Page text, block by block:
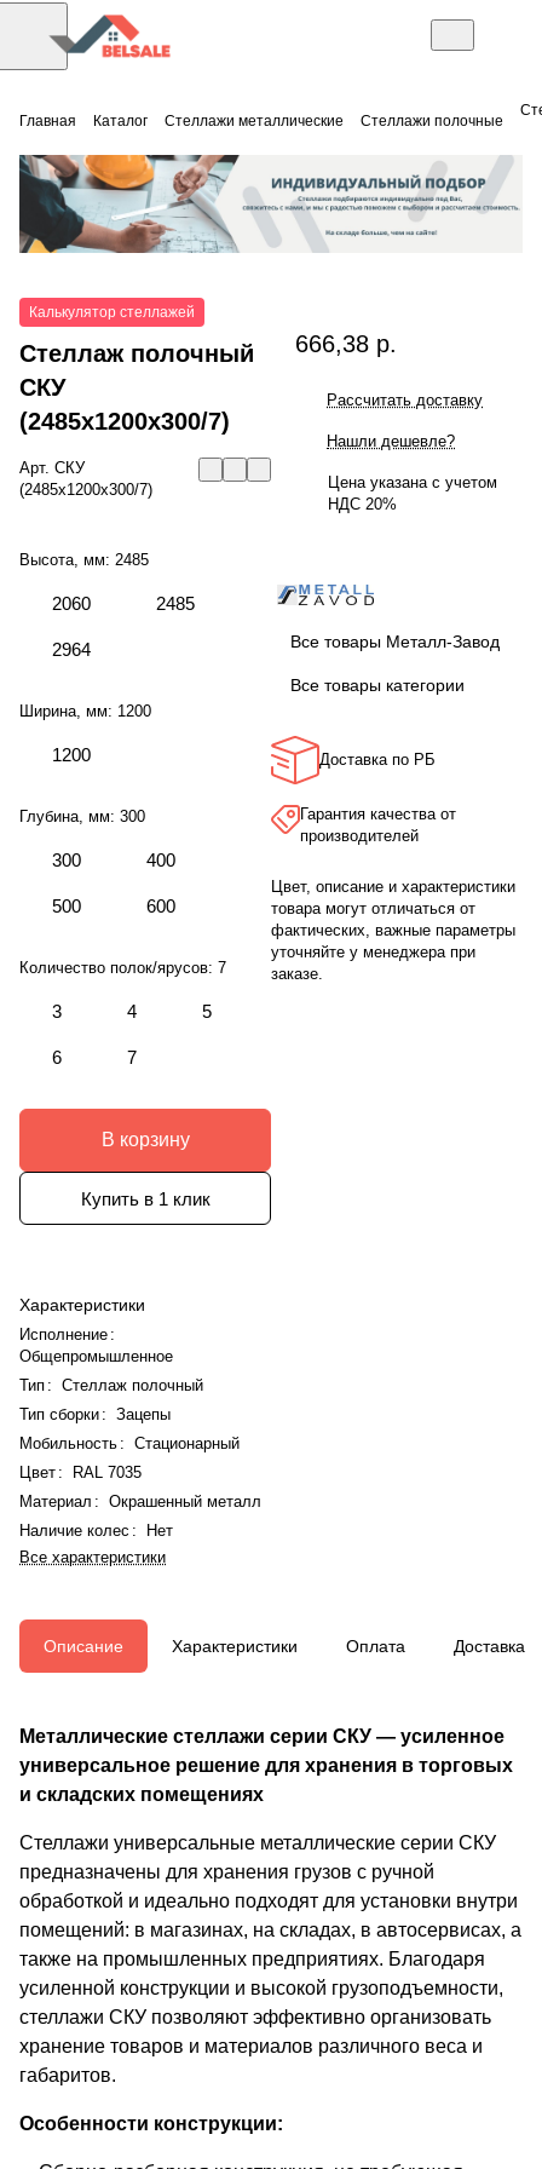
Главная Каталог Стеллажи металлические Стеллажи полочные
Калькулятор стеллажей
Стеллаж полочный
СКУ
(2485x1200x300/7)
Арт. СКУ
(2485x1200x300/7)
Высота, мм: 2485
2060 2485
2964
Ширина, мм: 1200
1200
Глубина, мм: 300
300 400
500 600
Количество полок/ярусов: 7
3 4 5
6 7
В корзину
Купить в 1 клик
Характеристики
Исполнение :
Общепромышленное
Тип : Стеллаж полочный
Тип сборки: Зацепы
Мобильность : Стационарный
Цвет :
RAL 7035
Материал : Окрашенный металл
Наличие колес :
Нет
Все характеристики
666,38 р.
Рассчитать доставку
Нашли дешевле?
Цена указана с учетом
НДС 20%
Все товары Металл-Завод
Все товары категории
Доставка по РБ
Гарантия качества от
производителей
Цвет, описание и характеристики
товара могут отличаться от
фактических, важные параметры
уточняйте у менеджера при
заказе.
Описание Характеристики Оплата Доставка
Металлические стеллажи серии СКУ — усиленное
универсальное решение для хранения в торговых
и складских помещениях
Стеллажи универсальные металлические серии СКУ
предназначены для хранения грузов с ручной
обработкой и идеально подходят для установки внутри
помещений: в магазинах, на складах, в автосервисах, а
также на промышленных предприятиях. Благодаря
усиленной конструкции и высокой грузоподъемности,
стеллажи СКУ позволяют эффективно организовать
хранение товаров и материалов различного веса и
габаритов.
Особенности конструкции: